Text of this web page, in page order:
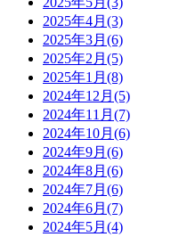
2025年4月(3)
2025年3月(6)
2025年2月(5)
2025年1月(8)
2024年12月(5)
2024年11月(7)
2024年10月(6)
2024年9月(6)
2024年8月(6)
2024年7月(6)
2024年6月(7)
2024年5月(4)